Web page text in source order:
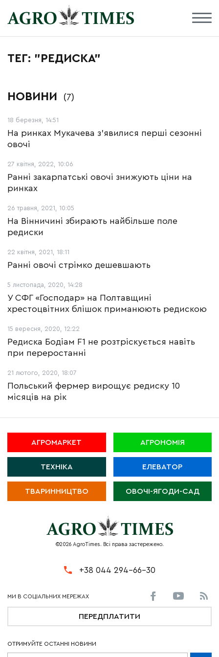
ТЕГ: "РЕДИСКА"
НОВИНИ (7)
18 березня, 14:51
На ринках Мукачева з’явилися перші сезонні
овочі
27 квітня, 2022, 10:06
Ранні закарпатські овочі знижують ціни на
ринках
26 травня, 2021, 10:05
На Вінничині збирають найбільше поле
редиски
22 квітня, 2021, 18:11
Ранні овочі стрімко дешевшають
5 листопада, 2020, 14:28
У СФГ «Господар» на Полтавщині
хрестоцвітних блішок приманюють редискою
15 вересня, 2020, 12:22
Редиска Бодіам F1 не розтріскується навіть
при переростанні
21 лютого, 2020, 18:07
Польський фермер вирощує редиску 10
місяців на рік
АГРОМАРКЕТ АГРОНОМІЯ
ТЕХНІКА ЕЛЕВАТОР
ТВАРИННИЦТВО ОВОЧІ-ЯГОДИ-САД
©2026 AgroTimes. Всі права застережено.
+38 044 294-66-30
ПЕРЕДПЛАТИТИ
ОТРИМУЙТЕ ОСТАННІ НОВИНИ